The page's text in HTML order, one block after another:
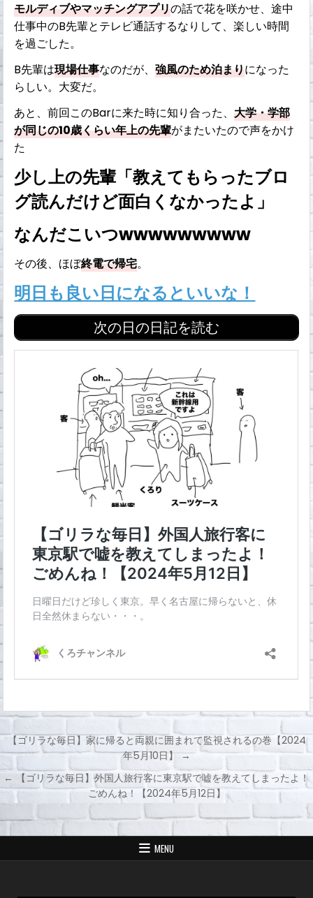
モルディブやマッチングアプリの話で花を咲かせ、途中
仕事中のB先輩とテレビ通話するなりして、楽しい時間
を過ごした。
B先輩は現場仕事なのだが、強風のため泊まりになった
らしい。大変だ。
あと、前回このBarに来た時に知り合った、大学・学部
が同じの10歳くらい年上の先輩がまたいたので声をかけ
た
少し上の先輩「教えてもらったブロ
グ読んだけど面白くなかったよ」
なんだこいつwwwwwwwww
その後、ほぼ終電で帰宅。
明日も良い日になるといいな！
次の日の日記を読む
投
稿
ナ
ビ
ー
【ゴリラな毎日】家に帰ると両親に囲まれて監視されるの巻【2024
年5月10日】 →
← 【ゴリラな毎日】外国人旅行客に東京駅で嘘を教えてしまったよ！
ごめんね！【2024年5月12日】
MENU